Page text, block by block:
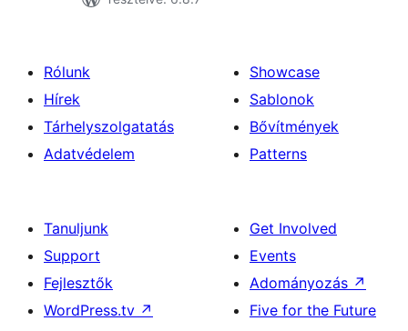
Rólunk
Hírek
Tárhelyszolgatatás
Adatvédelem
Showcase
Sablonok
Bővítmények
Patterns
Tanuljunk
Support
Fejlesztők
WordPress.tv ↗
Get Involved
Events
Adományozás ↗
Five for the Future